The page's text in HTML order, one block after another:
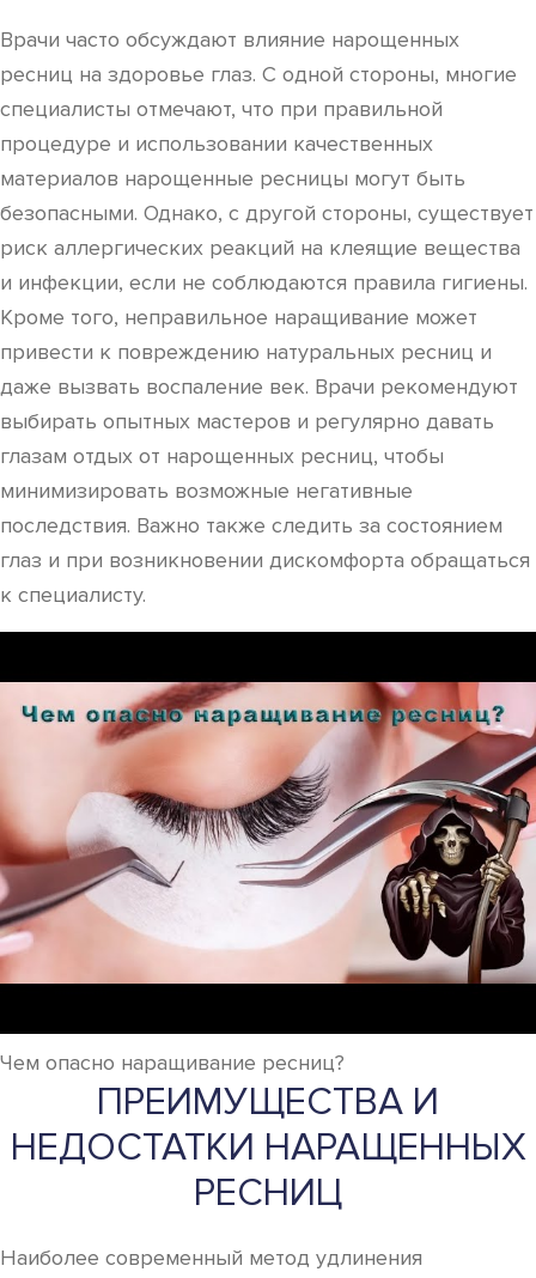
Врачи часто обсуждают влияние нарощенных
ресниц на здоровье глаз. С одной стороны, многие
специалисты отмечают, что при правильной
процедуре и использовании качественных
материалов нарощенные ресницы могут быть
безопасными. Однако, с другой стороны, существует
риск аллергических реакций на клеящие вещества
и инфекции, если не соблюдаются правила гигиены.
Кроме того, неправильное наращивание может
привести к повреждению натуральных ресниц и
даже вызвать воспаление век. Врачи рекомендуют
выбирать опытных мастеров и регулярно давать
глазам отдых от нарощенных ресниц, чтобы
минимизировать возможные негативные
последствия. Важно также следить за состоянием
глаз и при возникновении дискомфорта обращаться
к специалисту.
Чем опасно наращивание ресниц?
ПРЕИМУЩЕСТВА И
НЕДОСТАТКИ НАРАЩЕННЫХ
РЕСНИЦ
Наиболее современный метод удлинения